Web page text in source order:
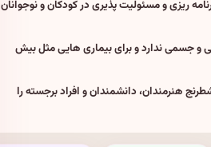
ریزی و مسئولیت پذیری در کودکان و نوجوانان
جسمی ندارد و برای بیماری هایی مثل بیش
هنرمندان، دانشمندان و افراد برجسته را